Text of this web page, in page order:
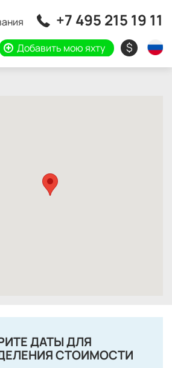
+7 495 215 19 11
Добавить мою яхту $
ДАТЫ ДЛЯ
СТОИМОСТИ